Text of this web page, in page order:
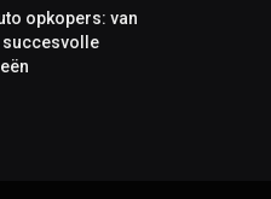
opkopers: van